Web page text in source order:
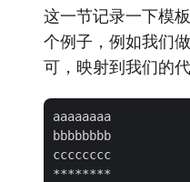
这一节记录一下模
个例子，例如我们
可，映射到我们的
aaaaaaaa
bbbbbbbb
cccccccc
********